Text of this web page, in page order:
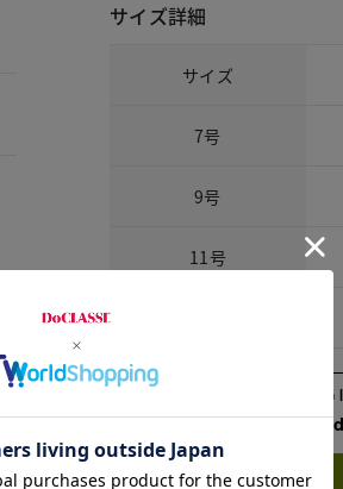
サイズ詳細
サイズ
7号
9号
11号
Check the
Try this item on